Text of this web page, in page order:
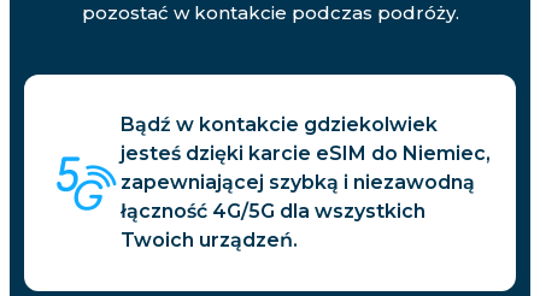
pozostać w kontakcie podczas podróży.
Bądź w kontakcie gdziekolwiek
jesteś dzięki karcie eSIM do Niemiec,
zapewniającej szybką i niezawodną
łączność 4G/5G dla wszystkich
Twoich urządzeń.